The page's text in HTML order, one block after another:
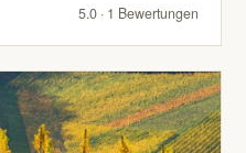
5.0 · 1 Bewertungen